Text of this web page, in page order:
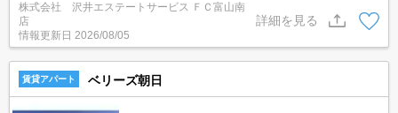
株式会社 沢井エステートサービス ＦＣ富山南
店
情報更新日 2026/08/05
詳細を見る
賃貸アパート ベリーズ朝日